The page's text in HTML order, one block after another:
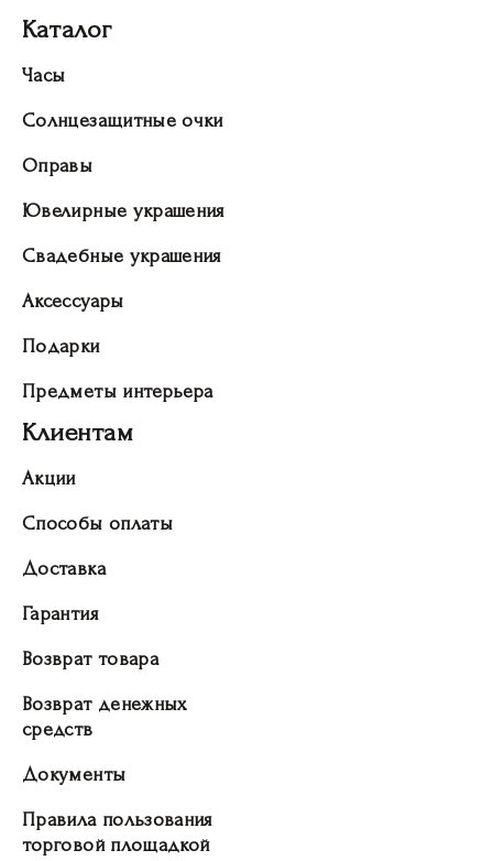
Каталог
Часы
Солнцезащитные очки
Оправы
Ювелирные украшения
Свадебные украшения
Аксессуары
Подарки
Предметы интерьера
Клиентам
Акции
Способы оплаты
Доставка
Гарантия
Возврат товара
Возврат денежных
средств
Документы
Правила пользования
торговой площадкой